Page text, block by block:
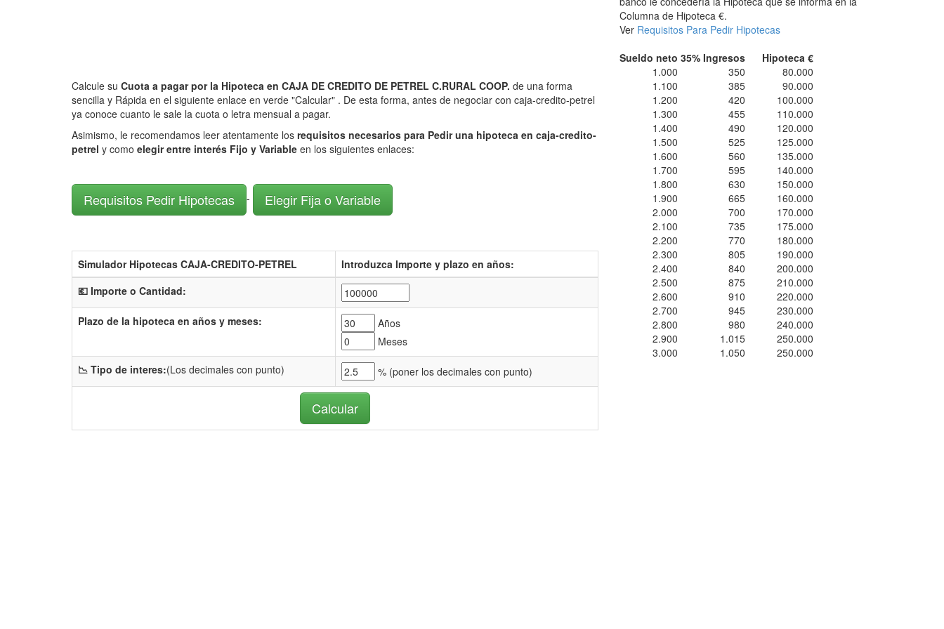
Calcule su Cuota a pagar por la Hipoteca en CAJA DE CREDITO DE PETREL C.RURAL COOP. de una forma
sencilla y Rápida en el siguiente enlace en verde "Calcular" . De esta forma, antes de negociar con caja-credito-petrel
ya conoce cuanto le sale la cuota o letra mensual a pagar.
Asimismo, le recomendamos leer atentamente los requisitos necesarios para Pedir una hipoteca en caja-credito-
petrel y como elegir entre interés Fijo y Variable en los siguientes enlaces:
Requisitos Pedir Hipotecas - Elegir Fija o Variable
Simulador Hipotecas CAJA-CREDITO-PETREL
Introduzca Importe y plazo en años:
💶 Importe o Cantidad:
Plazo de la hipoteca en años y meses:
Años
Meses
📉 Tipo de interes:(Los decimales con punto) % (poner los decimales con punto)
Columna de Hipoteca €.
Ver Requisitos Para Pedir Hipotecas
Sueldo neto 35% Ingresos
Hipoteca €
1.000
350
80.000
1.100
385
90.000
1.200
420
100.000
1.300
455
110.000
1.400
490
120.000
1.500
525
125.000
1.600
560
135.000
1.700
595
140.000
1.800
630
150.000
1.900
665
160.000
2.000
700
170.000
2.100
735
175.000
2.200
770
180.000
2.300
805
190.000
2.400
840
200.000
2.500
875
210.000
2.600
910
220.000
2.700
945
230.000
2.800
980
240.000
2.900
1.015
250.000
3.000
1.050 250.000